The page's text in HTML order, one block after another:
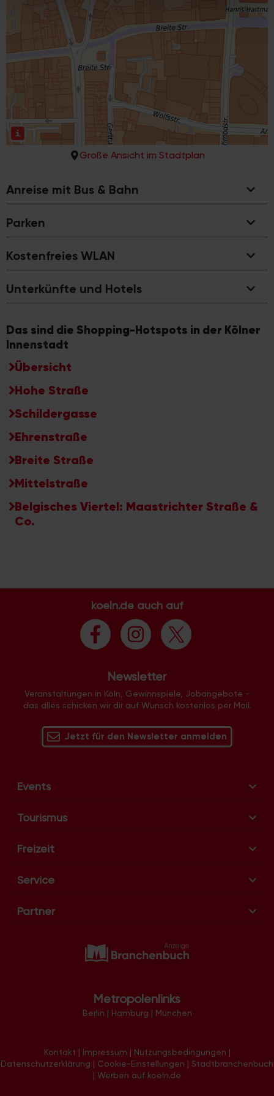
Partner führen diese Informationen möglicherweise mit
weiteren Daten zusammen, die Sie ihnen bereitgestellt
haben oder die sie im Rahmen Ihrer Nutzung der Dienste
gesammelt haben.
Große Ansicht im Stadtplan
Anreise mit Bus & Bahn
Parken
Kostenfreies WLAN
Unterkünfte und Hotels
Das sind die Shopping-Hotspots in der Kölner
Innenstadt
Übersicht
Hohe Straße
Schildergasse
Ehrenstraße
Breite Straße
Mittelstraße
Belgisches Viertel: Maastrichter Straße &
Co.
koeln.de auch auf
Newsletter
Veranstaltungen in Köln, Gewinnspiele, Jobangebote -
das alles schicken wir dir auf Wunsch kostenlos per Mail.
Jetzt für den Newsletter anmelden
Events
Tourismus
Freizeit
Service
Partner
Metropolenlinks
Berlin | Hamburg | München
Kontakt | Impressum | Nutzungsbedingungen |
Datenschutzerklärung | Cookie-Einstellungen | Stadtbranchenbuch
| Werben auf koeln.de